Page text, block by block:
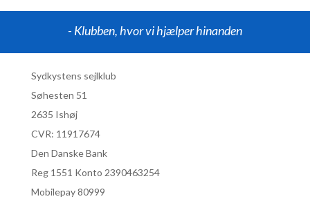
- Klubben, hvor vi hjælper hinanden
Sydkystens sejlklub
Søhesten 51
2635 Ishøj
CVR: 11917674
Den Danske Bank
Reg 1551 Konto 2390463254
Mobilepay 80999